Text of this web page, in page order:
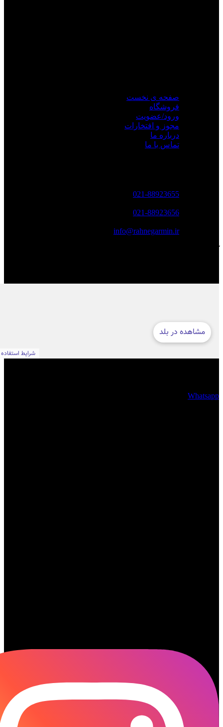
صفحه ی نخست
فروشگاه
ورود/عضویت
مجوز و افتخارات
درباره ما
تماس با ما
021-88923655
021-88923656
info@rahnegarmin.ir
Whatsapp